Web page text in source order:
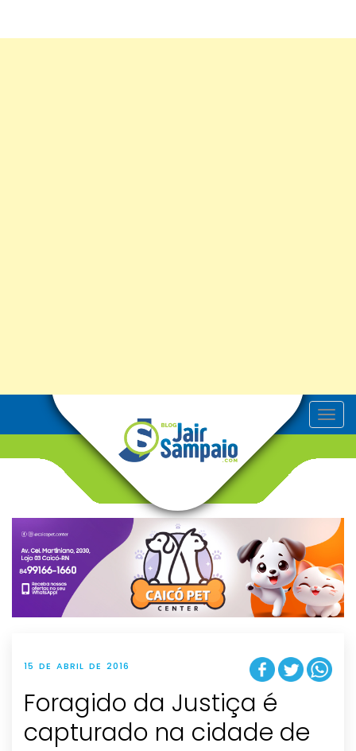
T
o
v
g
t
i
o
n
15 DE ABRIL DE 2016
Foragido da Justiça é
capturado na cidade de